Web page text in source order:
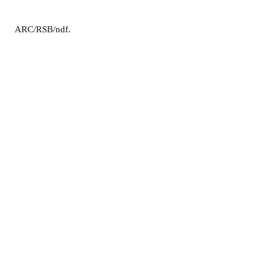
ARC/RSB/ndf.